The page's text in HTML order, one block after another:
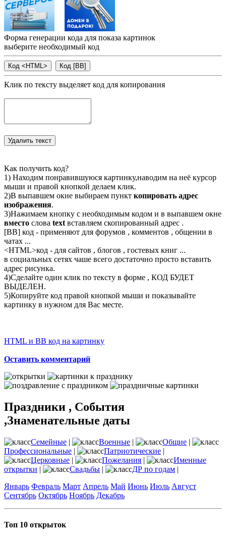
Форма генерации кода для показа картинок
выберите необходимый код
Клик по тексту выделяет код для копирования
Как получить код?
1) Находим понравившуюся картинку,наводим на неё курсор
мыши и правой кнопкой делаем клик.
2)В выпавшем окне выбираем пункт копировать адрес
изображения.
3)Нажимаем кнопку с необходимым кодом и в выпавшем окне
вместо слова textвставляем скопированный адрес .
[BB] код - применяют для форумов , комментов , общении в
чатах ...
<HTML>код - для сайтов , блогов , гостевых книг ...
в социальных сетях чаше всего достаточно просто вставить
адрес рисунка.
4)Сделайте один клик по тексту в форме , КОД БУДЕТ
ВЫДЕЛЕН.
5)Копируйте код правой кнопкой мыши и показывайте
картинку в нужном для Вас месте.
HTML и BB код на картинку
Оставить комментарий
Праздники , События
,Знаменательные даты
Семейные | Военные | Общие |
Профессиональные | Патриотические |
Церковные | Пожелания |
Именные
открытки | Свадьбы | ДР по годам |
Январь Февраль Март Апрель Май Июнь Июль Август
Сентябрь Октябрь Ноябрь Декабрь
Топ 10 открыток